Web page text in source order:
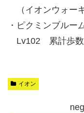
（イオンウォー
・ピクミンブルー
Lv102 累計歩数
イオン